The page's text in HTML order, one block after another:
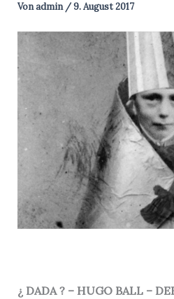
Vonadmin /9. August 2017
¿ DADA ? – HUGO BALL –